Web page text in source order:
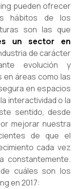
pueden ofrecer
hábitos de los
son las que
un sector en
de carácter
evolución y
en áreas como las
en espacios
interactividad o la
sentido, desde
mejorar nuestra
de que el
cada vez
constantemente.
cuáles son los
en 2017: